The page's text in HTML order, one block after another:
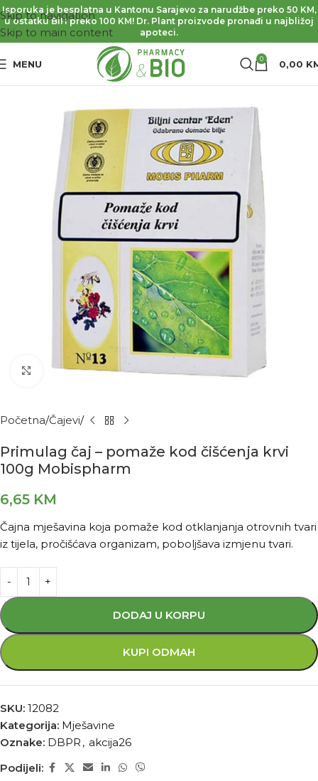
Skip to navigation
Skip to main content
Isporuka je besplatna u Kantonu Sarajevo za narudžbe preko 50 KM,
u ostatku BiH preko 100 KM! Dr. Plant proizvode pronađi u najbližoj
apoteci.
MENU 0 0,00
Kliknite za povećanje
Početna Čajevi
Primulag čaj – pomaže kod čišćenja krvi
100g Mobispharm
6,65 KM
Čajna mješavina koja pomaže kod otklanjanja otrovnih tvari
iz tijela, pročišćava organizam, poboljšava izmjenu tvari.
DODAJ U KORPU
KUPI ODMAH
SKU: 12082
Kategorija: Mješavine
Oznake: DBPR , akcija26
Podijeli: